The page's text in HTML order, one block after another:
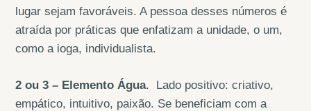
lugar sejam favoráveis. A pessoa desses números é
atraída por práticas que enfatizam a unidade, o um,
como a ioga, individualista.
2 ou 3 – Elemento Água. Lado positivo: criativo,
empático, intuitivo, paixão. Se beneficiam com a